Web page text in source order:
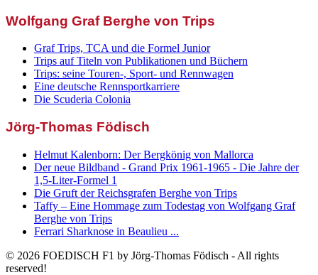
Wolfgang Graf Berghe von Trips
Graf Trips, TCA und die Formel Junior
Trips auf Titeln von Publikationen und Büchern
Trips: seine Touren-, Sport- und Rennwagen
Eine deutsche Rennsportkarriere
Die Scuderia Colonia
Jörg-Thomas Födisch
Helmut Kalenborn: Der Bergkönig von Mallorca
Der neue Bildband - Grand Prix 1961-1965 - Die Jahre der
1,5-Liter-Formel 1
Die Gruft der Reichsgrafen Berghe von Trips
Taffy – Eine Hommage zum Todestag von Wolfgang Graf
Berghe von Trips
Ferrari Sharknose in Beaulieu ...
© 2026 FOEDISCH F1 by Jörg-Thomas Födisch - All rights
reserved!